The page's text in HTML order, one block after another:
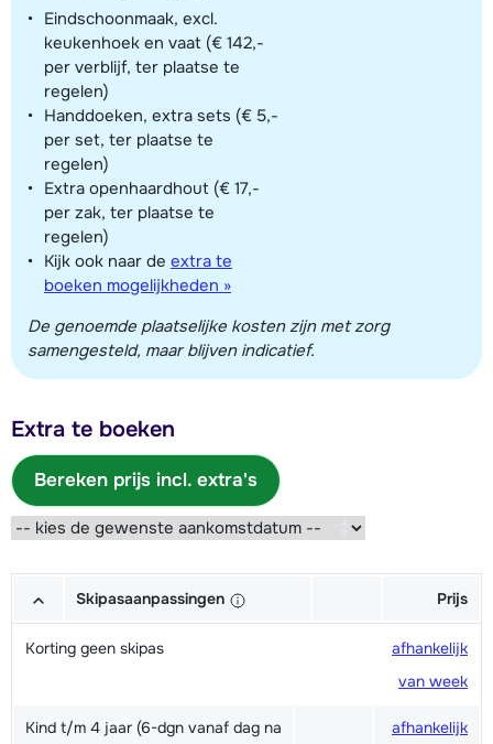
Eindschoonmaak, excl.
keukenhoek en vaat (€ 142,-
per verblijf, ter plaatse te
regelen)
Handdoeken, extra sets (€ 5,-
per set, ter plaatse te
regelen)
Extra openhaardhout (€ 17,-
per zak, ter plaatse te
regelen)
Kijk ook naar de extra te
boeken mogelijkheden »
De genoemde plaatselijke kosten zijn met zorg
samengesteld, maar blijven indicatief.
Extra te boeken
Bereken prijs incl. extra's
Skipasaanpassingen Prijs
Korting geen skipas
afhankelijk
van week
Kind t/m 4 jaar (6-dgn vanaf dag na
afhankelijk